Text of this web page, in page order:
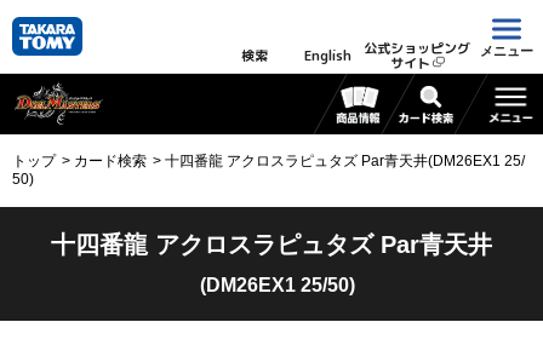
検索 English 公式ショッピング
サイト
メニュー
トップ カード検索
十四番龍 アクロスラピュタズ Par青天井(DM26EX1 25/
50)
十四番龍 アクロスラピュタズ Par青天井
(DM26EX1 25/50)